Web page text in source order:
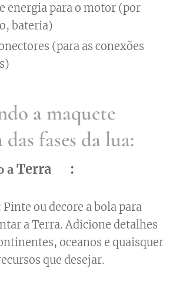
energia para o motor (por
bateria)
(para as conexões
a maquete
fases da lua:
a Terra 🌎:
Pinte ou decore a bola para
a Terra. Adicione detalhes
oceanos e quaisquer
que desejar.